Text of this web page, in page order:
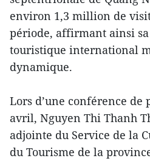
environ 1,3 million de
période, affirmant ainsi
touristique international
dynamique.
Lors d’une conférence de
avril, Nguyen Thi Thanh
adjointe du Service de la
du Tourisme de la